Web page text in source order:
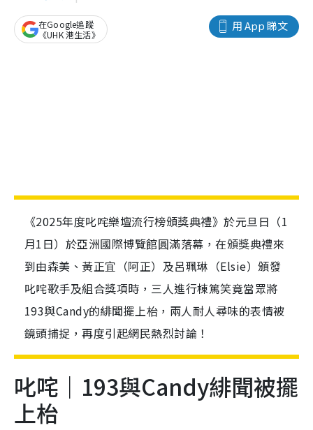
用 App 睇文
在Google追蹤
《UHK 港生活》
《2025年度叱咤樂壇流行榜頒獎典禮》於元旦日（1
月1日）於亞洲國際博覽館圓滿落幕，在頒獎典禮來
到由森美、黃正宜（阿正）及呂珮琳（Elsie）頒發
叱咤歌手及組合獎項時，三人進行棟篤笑竟當眾將
193與Candy的緋聞擺上枱，兩人耐人尋味的表情被
鏡頭捕捉，再度引起網民熱烈討論！
叱咤｜193與Candy緋聞被擺
上枱